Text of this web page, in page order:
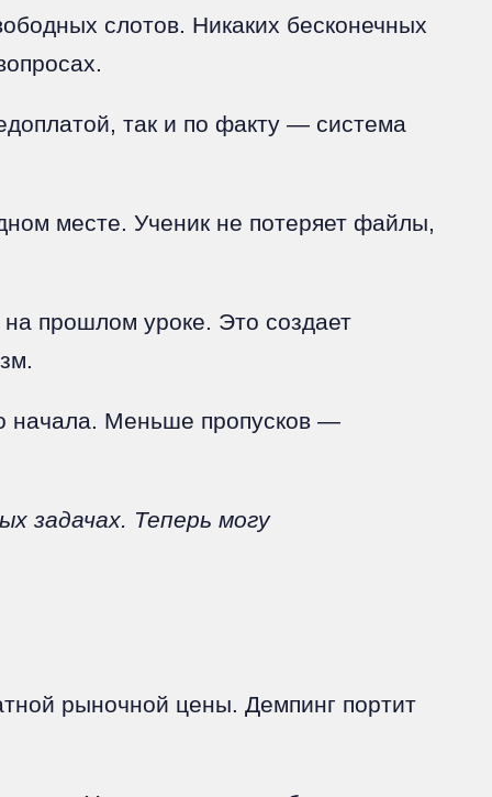
слотов. Никаких бесконечных
так и по факту — система
месте. Ученик не потеряет файлы,
на прошлом уроке. Это создает
начала. Меньше пропусков —
задачах. Теперь могу
рыночной цены. Демпинг портит